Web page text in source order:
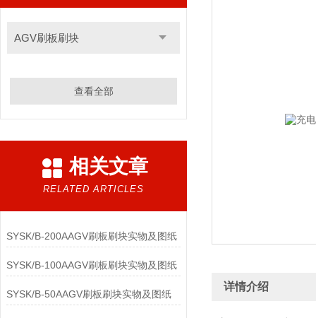
AGV刷板刷块
查看全部
相关文章
RELATED ARTICLES
SYSK/B-200AAGV刷板刷块实物及图纸
SYSK/B-100AAGV刷板刷块实物及图纸
SYSK/B-50AAGV刷板刷块实物及图纸
详情介绍